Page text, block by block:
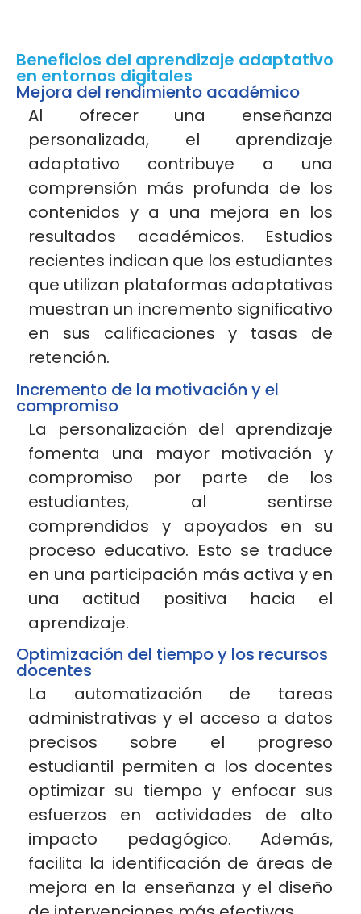
Beneficios del aprendizaje adaptativo
en entornos digitales
Mejora del rendimiento académico
Al ofrecer una enseñanza
personalizada, el aprendizaje
adaptativo contribuye a una
comprensión más profunda de los
contenidos y a una mejora en los
resultados académicos. Estudios
recientes indican que los estudiantes
que utilizan plataformas adaptativas
muestran un incremento significativo
en sus calificaciones y tasas de
retención.
Incremento de la motivación y el
compromiso
La personalización del aprendizaje
fomenta una mayor motivación y
compromiso por parte de los
estudiantes, al sentirse
comprendidos y apoyados en su
proceso educativo. Esto se traduce
en una participación más activa y en
una actitud positiva hacia el
aprendizaje.
Optimización del tiempo y los recursos
docentes
La automatización de tareas
administrativas y el acceso a datos
precisos sobre el progreso
estudiantil permiten a los docentes
optimizar su tiempo y enfocar sus
esfuerzos en actividades de alto
impacto pedagógico. Además,
facilita la identificación de áreas de
mejora en la enseñanza y el diseño